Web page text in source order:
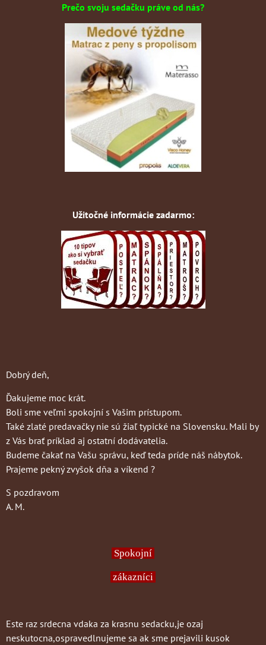
Prečo svoju sedačku práve od nás?
Užitočné informácie zadarmo:
Dobrý deň,
Ďakujeme moc krát.
Boli sme veľmi spokojní s Vašim prístupom.
Také zlaté predavačky nie sú žiaľ typické na Slovensku. Mali by
z Vás brať príklad aj ostatní dodávatelia.
Budeme čakať na Vašu správu, keď teda príde náš nábytok.
Prajeme pekný zvyšok dňa a víkend ?
S pozdravom
A. M.
Spokojní
zákazníci
Este raz srdecna vdaka za krasnu sedacku,je ozaj
neskutocna,ospravedlnujeme sa ak sme prejavili kusok